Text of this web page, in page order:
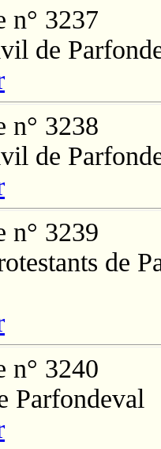
n° 3237
de
n° 3238
de
n° 3239
de
n° 3240
Parfondeval